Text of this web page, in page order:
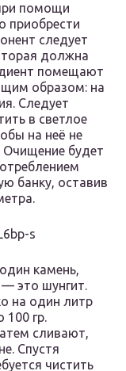
помощи
приобрести
следует
должна
помещают
образом: на
Следует
в светлое
на неё не
будет
банку, оставив
s
камень,
это шунгит.
на один литр
100 гр.
сливают,
Спустя
чистить